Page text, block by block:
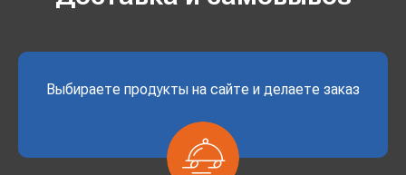
Выбираете продукты на сайте и делаете заказ